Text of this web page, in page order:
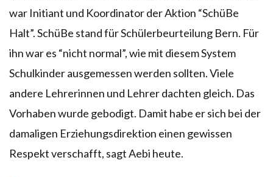
war Initiant und Koordinator der Aktion “SchüBe
Halt”. SchüBe stand für Schülerbeurteilung Bern. Für
ihn war es “nicht normal”, wie mit diesem System
Schulkinder ausgemessen werden sollten. Viele
andere Lehrerinnen und Lehrer dachten gleich. Das
Vorhaben wurde gebodigt. Damit habe er sich bei der
damaligen Erziehungsdirektion einen gewissen
Respekt verschafft, sagt Aebi heute.